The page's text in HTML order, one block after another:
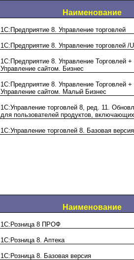
Наименование
1С:Предприятие 8. Управление торговлей
1С:Предприятие 8. Управление торговлей /
1С:Предприятие 8. Управление Торговлей
Управление сайтом. Бизнес
1С:Предприятие 8. Управление Торговлей
Управление сайтом. Малый Бизнес
1С:Управление торговлей 8, ред. 11.
для пользователей продуктов,
1С:Управление торговлей 8. Базовая версия
Наименование
1С:Розница 8 ПРОФ
1С:Розница 8. Аптека
1С:Розница 8. Базовая версия